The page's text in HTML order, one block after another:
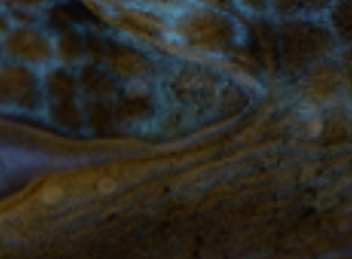
Aquestes cookies són utilitzades per emmagatzemar
informació sobre les preferències i les eleccions personals
de l'usuari a través de l'observació continuada dels seus
hàbits de navegació. Gràcies a elles, podem conèixer els
hàbits de navegació al lloc web i mostrar publicitat
relacionada amb el perfil de navegació de l'usuari.